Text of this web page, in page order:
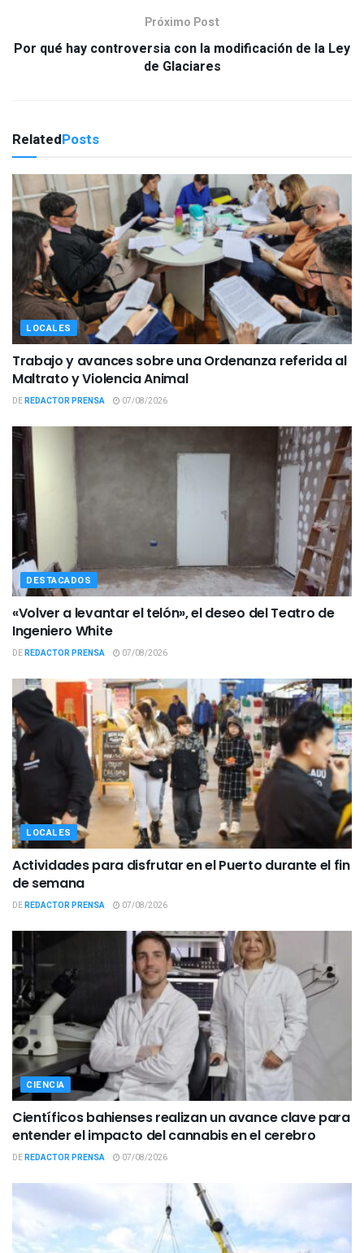
Próximo Post
Por qué hay controversia con la modificación de la Ley
de Glaciares
RelatedPosts
LOCALES
Trabajo y avances sobre una Ordenanza referida al
Maltrato y Violencia Animal
DEREDACTOR PRENSA 07/08/2026
DESTACADOS
«Volver a levantar el telón», el deseo del Teatro de
Ingeniero White
DEREDACTOR PRENSA 07/08/2026
LOCALES
Actividades para disfrutar en el Puerto durante el fin
de semana
DEREDACTOR PRENSA 07/08/2026
CIENCIA
Científicos bahienses realizan un avance clave para
entender el impacto del cannabis en el cerebro
DEREDACTOR PRENSA 07/08/2026